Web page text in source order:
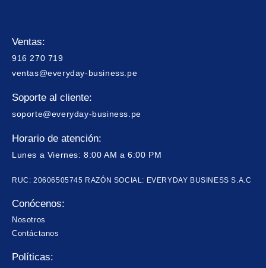
Ventas:
916 270 719
ventas@everyday-business.pe
Soporte al cliente:
soporte@everyday-business.pe
Horario de atención:
Lunes a Viernes: 8:00 AM a 6:00 PM
RUC: 20606505745 RAZÓN SOCIAL: EVERYDAY BUSINESS S.A.C
Conócenos:
Nosotros
Contáctanos
Políticas: